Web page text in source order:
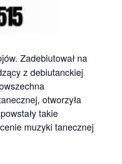
Zadebiutował na
z debiutanckiej
otworzyła
takie
muzyki tanecznej